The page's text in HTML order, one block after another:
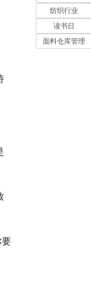
纺织行业
读书日
面料仓库管理